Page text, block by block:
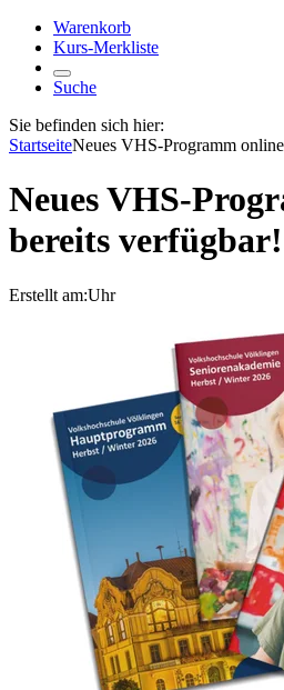
Warenkorb
Kurs-Merkliste
Suche
Sie befinden sich hier:
StartseiteNeues VHS-Programm
Neues VHS-
bereits verfügbar!
Erstellt am:Uhr